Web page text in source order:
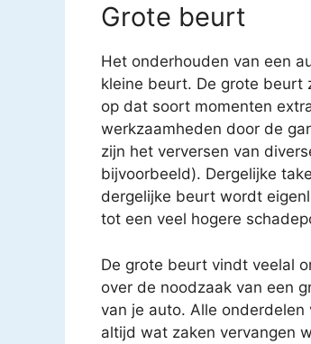
Grote beurt
Het onderhouden van een
kleine beurt. De grote beurt
op dat soort momenten
werkzaamheden door de
zijn het verversen van
bijvoorbeeld). Dergelijke
dergelijke beurt wordt
tot een veel hogere
De grote beurt vindt veelal
over de noodzaak van een
van je auto. Alle
altijd wat zaken vervangen